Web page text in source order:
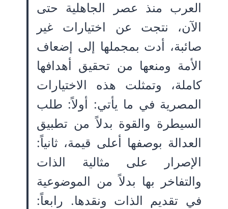
العرب منذ عصر الجاهلية حتى
الآن، نتجت عن اختيارات غير
صائبة، أدت بمجملها إلى إضعاف
الأمة ومنعها من تحقيق أهدافها
كاملة، وتمثلت هذه الاختيارات
المصرية في ما يأتي: أولاً: طلب
السيطرة والقوة بدلاً من تطبيق
العدالة بوصفها أعلى قيمة، ثانياً:
الإصرار على مثالية الذات
والتفاخر بها بدلاً من الموضوعية
في تقديم الذات ونقدها. رابعاً: